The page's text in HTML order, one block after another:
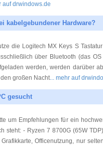
auf drwindows.de
kabelgebundener Hardware?
die Logitech MX Keys S
über Bluetooth (das
werden, werden darüber
großen Nacht... mehr auf
gesucht
um Empfehlungen für ein
steht: - Ryzen 7 8700G (65W
Officenutzung, nur